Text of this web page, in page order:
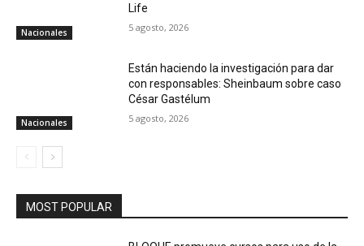
Nacionales
Life
5 agosto, 2026
Nacionales
Están haciendo la investigación para dar
con responsables: Sheinbaum sobre caso
César Gastélum
5 agosto, 2026
MOST POPULAR